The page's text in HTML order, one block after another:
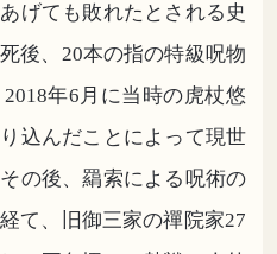
げても敗れたとされる史
後、20本の指の特級呪物
年6月に当時の虎杖悠
込んだことによって現世
の後、羂索による呪術の
て、旧御三家の禪院家27